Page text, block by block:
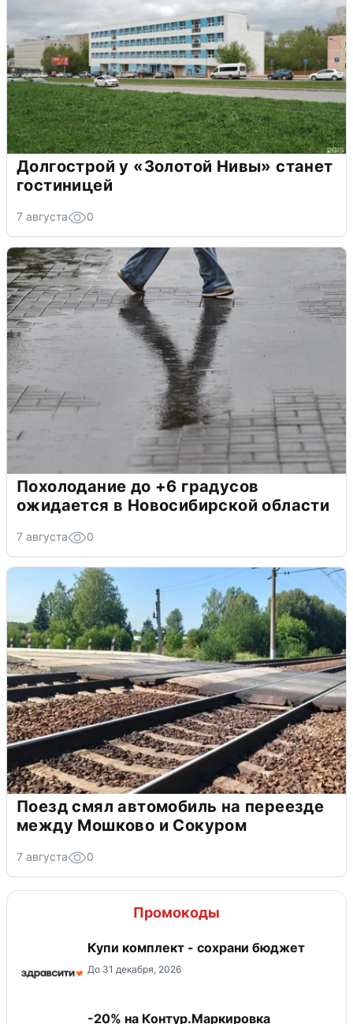
Долгострой у «Золотой Нивы» станет
гостиницей
7 августа 0
Похолодание до +6 градусов
ожидается в Новосибирской области
7 августа 0
Поезд смял автомобиль на переезде
между Мошково и Сокуром
7 августа 0
Промокоды
Купи комплект - сохрани бюджет
До 31 декабря, 2026
-20% на Контур.Маркировка